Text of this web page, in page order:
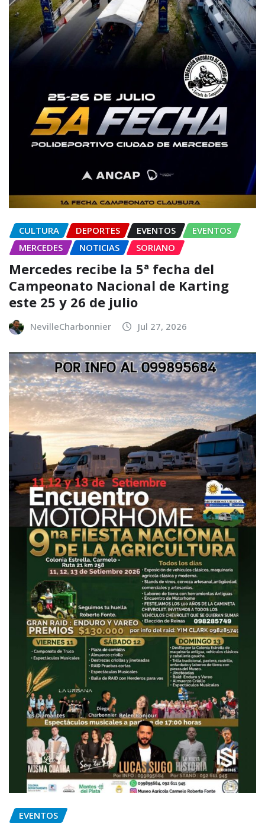
CULTURA DEPORTES EVENTOS
EVENTOS
MERCEDES
NOTICIAS SORIANO
Mercedes recibe la 5ª fecha del
Campeonato Nacional de Karting
este 25 y 26 de julio
NevilleCharbonnier Jul 27, 2026
EVENTOS